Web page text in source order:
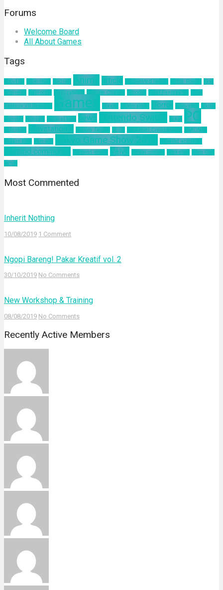
Forums
Welcome Board
All About Games
Tags
about us Adventure Android Anime article augmented reality Battle Royale
blog
business
California Civilization 6 Climate Change Encodya Final Fantasy VII
Fantasy VII Remake Games Google Hinomaruko Horror innovation
kodak
Kominfo
mindset Natural Gas news Nintendo Switch nokia PC
pelatihan Playstation 4 Sakura Taisen SEGA Sid Meier Civilization 6
SIMONAS
Square Enix
Tamsoft Tokyo Game Show 2019 ultimind academy
ultimind community ultimind studio Valve virtual concert workshop
Xbox One
yahoo
Most Commented
Inherit Nothing
10/08/2019 1 Comment
Ngopi Bareng! Pakar Kreatif vol. 2
30/10/2019 No Comments
New Workshop & Training
08/08/2019 No Comments
Recently Active Members